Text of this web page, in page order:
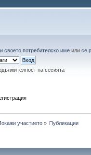
своето потребителско име илисе
на сесията
участието » Публикации